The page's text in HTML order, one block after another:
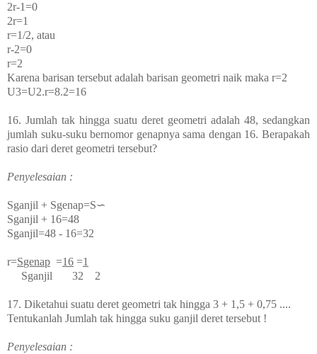
2r-1=0
2r=1
r=1/2, atau
r-2=0
r=2
Karena barisan tersebut adalah barisan geometri naik maka r=2
U3=U2.r=8.2=16
16. Jumlah tak hingga suatu deret geometri adalah 48, sedangkan
jumlah suku-suku bernomor genapnya sama dengan 16. Berapakah
rasio dari deret geometri tersebut?
Penyelesaian :
Sganjil + Sgenap=S∽
Sganjil + 16=48
Sganjil=48 - 16=32
r=Sgenap =16 =1
Sganjil 32 2
17. Diketahui suatu deret geometri tak hingga 3 + 1,5 + 0,75 ....
Tentukanlah Jumlah tak hingga suku ganjil deret tersebut !
Penyelesaian :